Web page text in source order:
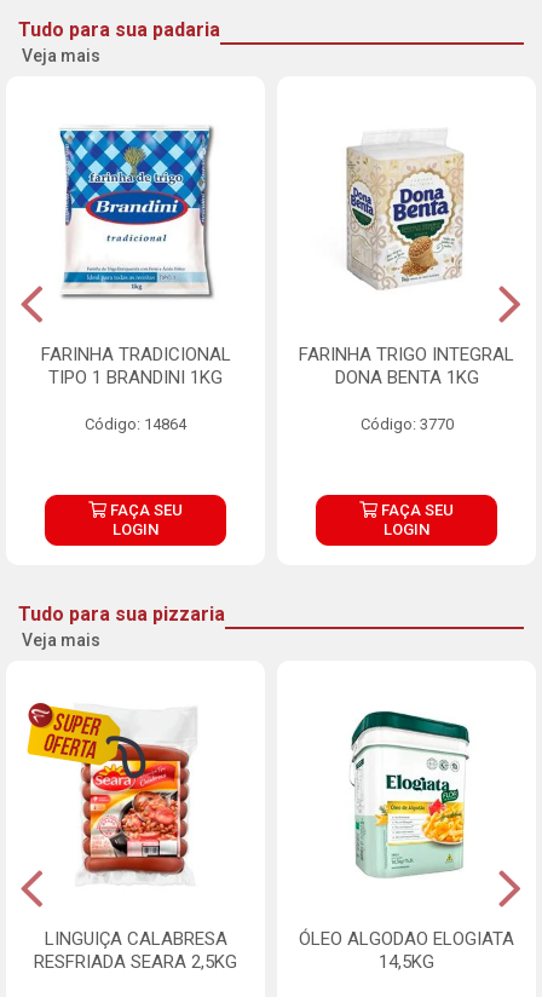
Tudo para sua padaria
Veja mais
FARINHA TRADICIONAL
TIPO 1 BRANDINI 1KG
Código: 14864
FAÇA SEU
LOGIN
FARINHA TRIGO INTEGRAL
DONA BENTA 1KG
Código: 3770
FAÇA SEU
LOGIN
Tudo para sua pizzaria
Veja mais
LINGUIÇA CALABRESA
RESFRIADA SEARA 2,5KG
ÓLEO ALGODAO ELOGIATA
14,5KG